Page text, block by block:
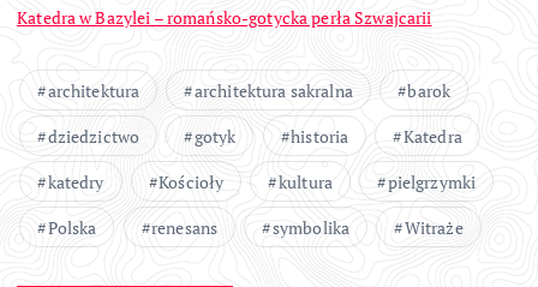
Katedra w Bazylei – romańsko-gotycka perła Szwajcarii
architektura architektura sakralna
barok
dziedzictwo
gotyk historia
Katedra
katedry
Kościoły kultura
pielgrzymki
Polska
renesans symbolika Witraże